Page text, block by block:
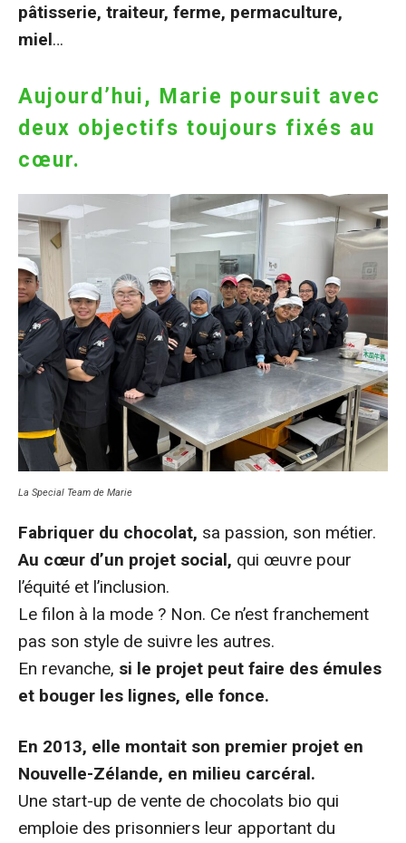
pâtisserie, traiteur, ferme, permaculture,
miel…
Aujourd’hui, Marie poursuit avec
deux objectifs toujours fixés au
cœur.
La Special Team de Marie
Fabriquer du chocolat, sa passion, son métier.
Au cœur d’un projet social, qui œuvre pour
l’équité et l’inclusion.
Le filon à la mode ? Non. Ce n’est franchement
pas son style de suivre les autres.
En revanche, si le projet peut faire des émules
et bouger les lignes, elle fonce.
En 2013, elle montait son premier projet en
Nouvelle-Zélande, en milieu carcéral.
Une start-up de vente de chocolats bio qui
emploie des prisonniers leur apportant du